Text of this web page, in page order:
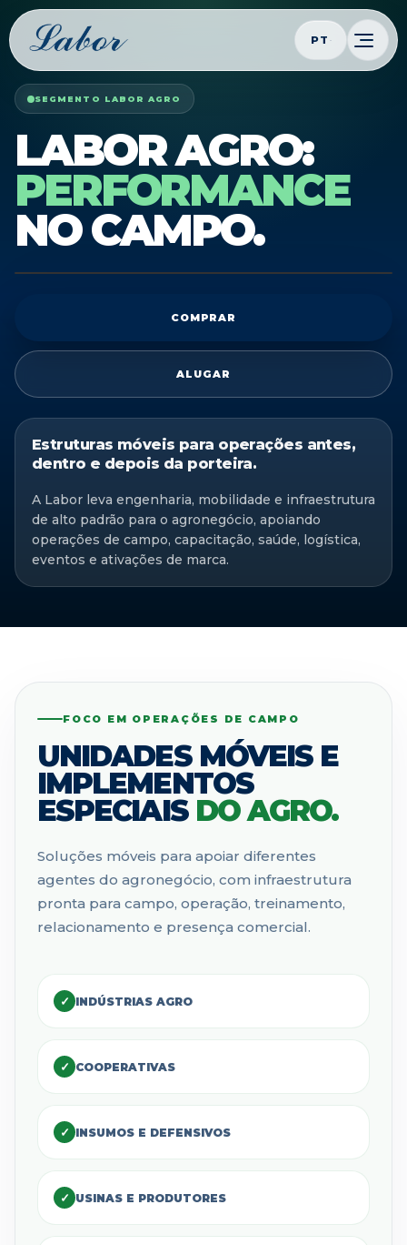
PT
SEGMENTO LABOR AGRO
LABOR AGRO:
PERFORMANCE
NO CAMPO.
Estruturas móveis para operações antes,
dentro e depois da porteira.
A Labor leva engenharia, mobilidade e infraestrutura
de alto padrão para o agronegócio, apoiando
operações de campo, capacitação, saúde, logística,
eventos e ativações de marca.
COMPRAR
ALUGAR
FOCO EM OPERAÇÕES DE CAMPO
UNIDADES MÓVEIS E
IMPLEMENTOS
ESPECIAIS DO AGRO.
Soluções móveis para apoiar diferentes
agentes do agronegócio, com infraestrutura
pronta para campo, operação, treinamento,
relacionamento e presença comercial.
✓ INDÚSTRIAS AGRO
✓ COOPERATIVAS
✓ INSUMOS E DEFENSIVOS
✓ USINAS E PRODUTORES